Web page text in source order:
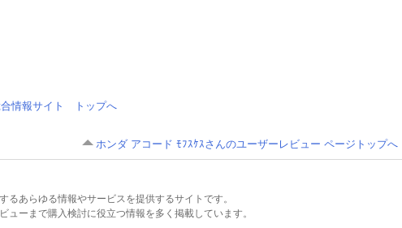
合情報サイト トップへ
ホンダ アコード ﾓﾌｽｹｽさんのユーザーレビュー ページトップへ
あらゆる情報やサービスを提供するサイトです。
ーまで購入検討に役立つ情報を多く掲載しています。